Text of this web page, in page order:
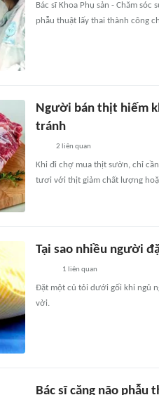
Bác sĩ Khoa Phụ sản - Chăm
phẫu thuật lấy thai thành công
Người bán thịt hiếm
tránh
2 liên quan
Khi đi chợ mua thịt sườn, chỉ
tươi với thịt giảm chất lượng
Tại sao nhiều người
1 liên quan
Đặt một củ tỏi dưới gối khi ngủ
vời.
Bác sĩ căng não phẫu